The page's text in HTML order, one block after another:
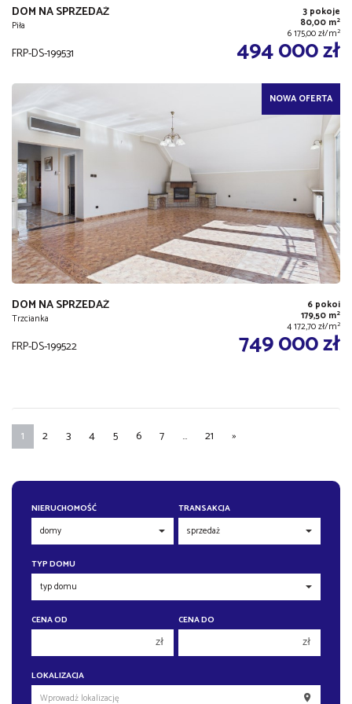
DOM NA SPRZEDAŻ
Piła
3 pokoje
80,00 m2
6 175,00 zł/m2
FRP-DS-199531 494 000 zł
NOWA OFERTA
DOM NA SPRZEDAŻ
Trzcianka
6 pokoi
179,50 m2
4 172,70 zł/m2
FRP-DS-199522 749 000 zł
1 2 3 4 5 6 7 ... 21 »
NIERUCHOMOŚĆ TRANSAKCJA
TYP DOMU
CENA OD
zł
CENA DO
zł
LOKALIZACJA